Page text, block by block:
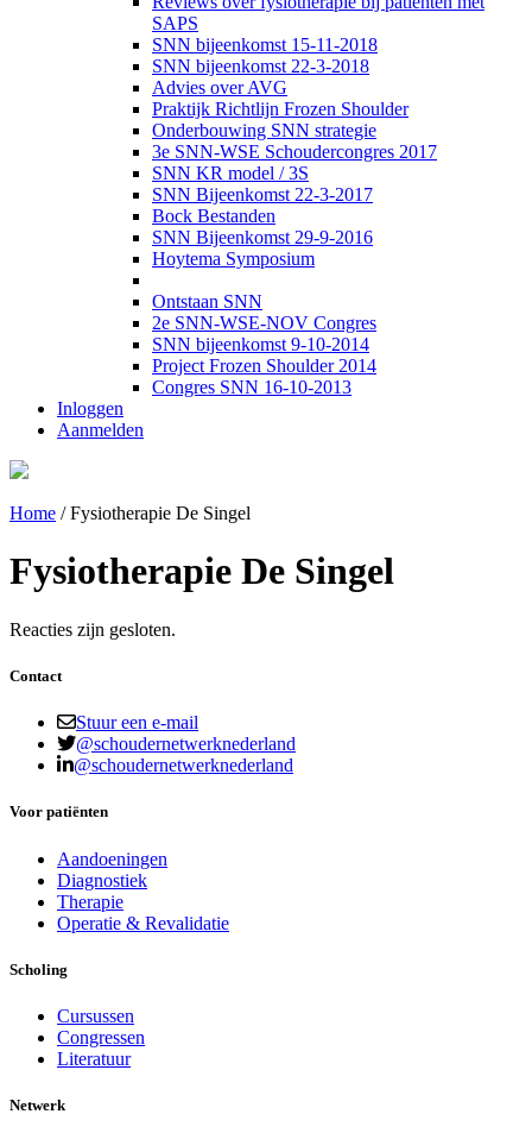
SAPS
SNN bijeenkomst 15-11-2018
SNN bijeenkomst 22-3-2018
Advies over AVG
Praktijk Richtlijn Frozen Shoulder
Onderbouwing SNN strategie
3e SNN-WSE Schoudercongres 2017
SNN KR model / 3S
SNN Bijeenkomst 22-3-2017
Bock Bestanden
SNN Bijeenkomst 29-9-2016
Hoytema Symposium
Ontstaan SNN
2e SNN-WSE-NOV Congres
SNN bijeenkomst 9-10-2014
Project Frozen Shoulder 2014
Congres SNN 16-10-2013
Inloggen
Aanmelden
Home /Fysiotherapie De Singel
Fysiotherapie De Singel
Reacties zijn gesloten.
Contact
Stuur een e-mail
@schoudernetwerknederland
@schoudernetwerknederland
Voor patiënten
Aandoeningen
Diagnostiek
Therapie
Operatie & Revalidatie
Scholing
Cursussen
Congressen
Literatuur
Netwerk